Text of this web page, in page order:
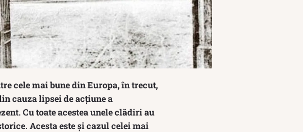
cele mai bune din Europa, în trecut,
cauza lipsei de acțiune a
Cu toate acestea unele clădiri au
Acesta este și cazul celei mai